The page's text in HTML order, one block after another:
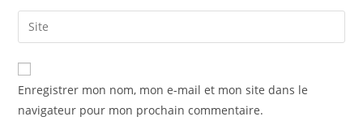
comment
email
address
comment
Saisir
l’URL
de
votre
(facultatif)
Enregistrer mon nom, mon e-mail et mon site dans le
navigateur pour mon prochain commentaire.